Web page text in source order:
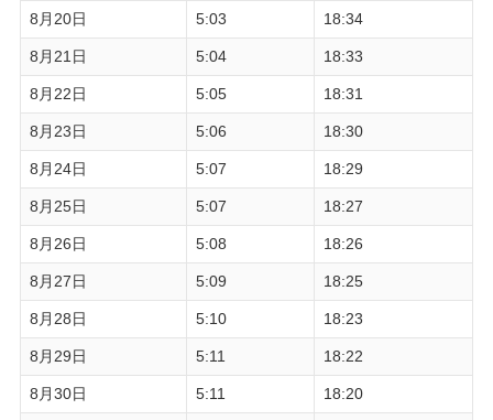
8月20日 5:03 18:34
8月21日 5:04 18:33
8月22日 5:05 18:31
8月23日 5:06 18:30
8月24日 5:07 18:29
8月25日 5:07 18:27
8月26日 5:08 18:26
8月27日 5:09 18:25
8月28日 5:10 18:23
8月29日 5:11 18:22
8月30日 5:11 18:20